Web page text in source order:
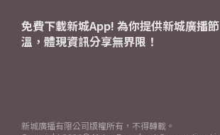
免費下載新城App! 為你提供新城廣播
溫，體現資訊分享無界限！
新城廣播有限公司版權所有，不得轉載。